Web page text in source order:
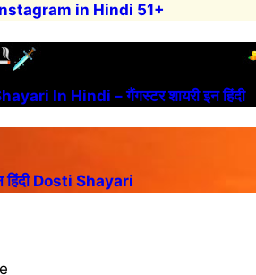
in Hindi 51+
In Hindi – गैंगस्टर शायरी इन हिंदी
हिंदी Dosti Shayari